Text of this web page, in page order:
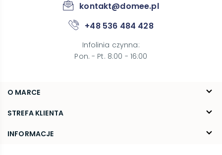
O MARCE
O nas
Blog
STREFA KLIENTA
FAQ
INFORMACJE
kontakt@domee.pl
+48 536 484 428
Infolinia czynna:
Pon. - Pt. 8:00 - 16:00